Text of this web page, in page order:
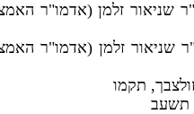
שניאור זלמן (אדמו"ר
שניאור זלמן (אדמו"ר
תקמו
תשעב